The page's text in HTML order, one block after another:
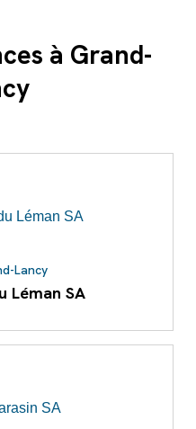
à Grand-
Lancy
Léman SA